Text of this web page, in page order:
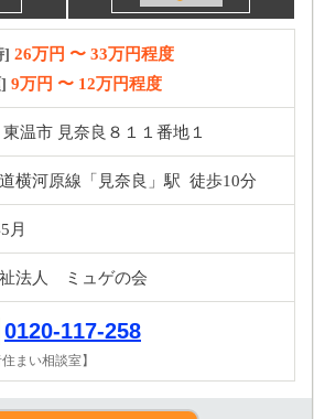
] 26万円 〜 33万円程度
9万円 〜 12万円程度
温市 見奈良８１１番地１
横河原線「見奈良」駅 徒歩10分
月
法人 ミュゲの会
0120-117-258
住まい相談室】